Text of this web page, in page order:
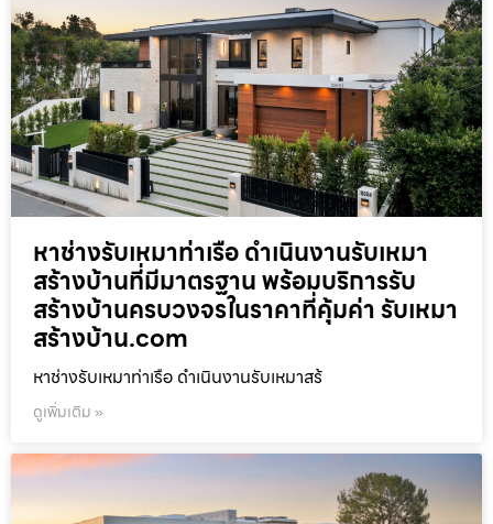
หาช่างรับเหมาท่าเรือ ดำเนินงานรับเหมา
สร้างบ้านที่มีมาตรฐาน พร้อมบริการรับ
สร้างบ้านครบวงจรในราคาที่คุ้มค่า รับเหมา
สร้างบ้าน.com
หาช่างรับเหมาท่าเรือ ดำเนินงานรับเหมาสร้
ดูเพิ่มเติม »